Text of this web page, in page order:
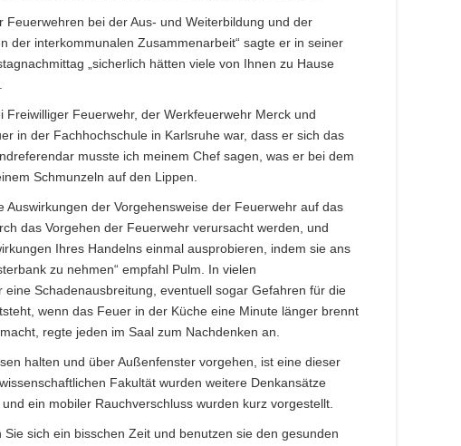
bei der Aus- und Weiterbildung und der
der interkommunalen Zusammenarbeit“ sagte er in seiner
„sicherlich hätten viele von Ihnen zu Hause
Feuerwehr, der Werkfeuerwehr Merck und
in der Fachhochschule in Karlsruhe war, dass er sich das
musste ich meinem Chef sagen, was er bei dem
Schmunzeln auf den Lippen.
der Vorgehensweise der Feuerwehr auf das
das Vorgehen der Feuerwehr verursacht werden, und
Ihres Handelns einmal ausprobieren, indem sie ans
zu nehmen“ empfahl Pulm. In vielen
Schadenausbreitung, eventuell sogar Gefahren für die
wenn das Feuer in der Küche eine Minute länger brennt
regte jeden im Saal zum Nachdenken an.
halten und über Außenfenster vorgehen, ist eine dieser
Fakultät wurden weitere Denkansätze
ein mobiler Rauchverschluss wurden kurz vorgestellt.
sich ein bisschen Zeit und benutzen sie den gesunden